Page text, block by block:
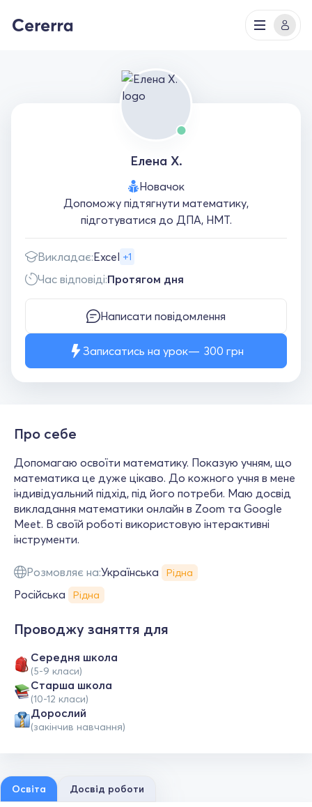
Елена Х.
Новачок
Допоможу підтягнути математику,
підготуватися до ДПА, НМТ.
Викладає:Excel +1
Час відповіді:Протягом дня
Написати повідомлення
Записатись на урок 300 грн
Про себе
Допомагаю освоїти математику. Показую учням, що
математика це дуже цікаво. До кожного учня в мене
індивідуальний підхід, під його потреби. Маю досвід
викладання математики онлайн в Zoom та Google
Meet. В своїй роботі використовую інтерактивні
інструменти.
Розмовляє на:Українська Рідна
Російська Рідна
Проводжу заняття для
Середня школа
(5-9 класи)
Старша школа
(10-12 класи)
Дорослий
(закінчив навчання)
Освіта Досвід роботи